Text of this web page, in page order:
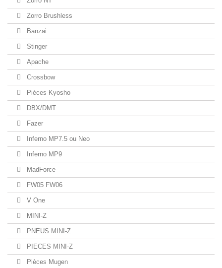
Zorro Brushless
Banzai
Stinger
Apache
Crossbow
Pièces Kyosho
DBX/DMT
Fazer
Inferno MP7.5 ou Neo
Inferno MP9
MadForce
FW05 FW06
V One
MINI-Z
PNEUS MINI-Z
PIECES MINI-Z
Pièces Mugen